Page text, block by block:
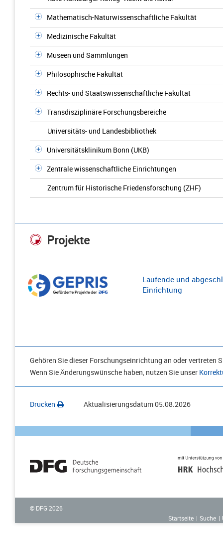
Mathematisch-Naturwissenschaftliche Fakultät
Medizinische Fakultät
Museen und Sammlungen
Philosophische Fakultät
Rechts- und Staatswissenschaftliche Fakultät
Transdisziplinäre Forschungsbereiche
Universitäts- und Landesbibliothek
Universitätsklinikum Bonn (UKB)
Zentrale wissenschaftliche Einrichtungen
Zentrum für Historische Friedensforschung (ZHF)
Projekte
Laufende und
Einrichtung
Gehören Sie dieser Forschungseinrichtung an oder vertreten
Wenn Sie Änderungswünsche haben, nutzen Sie unser
Drucken Aktualisierungsdatum05.08.2026
© DFG 2026
Startseite
Suche